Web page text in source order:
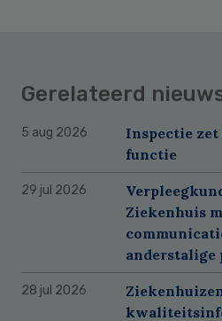
Gerelateerd
5 aug 2026
Inspectie
functie
29 jul 2026
Ziekenhuis
anderstalige
28 jul 2026